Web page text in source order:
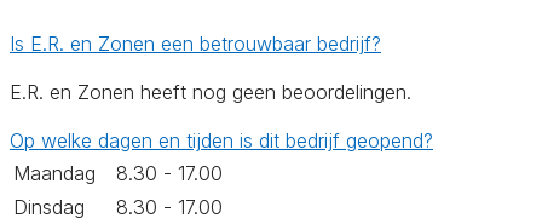
Is E.R. en Zonen een betrouwbaar bedrijf?
E.R. en Zonen heeft nog geen beoordelingen.
Op welke dagen en tijden is dit bedrijf geopend?
Maandag
8.30 - 17.00
Dinsdag
8.30 - 17.00